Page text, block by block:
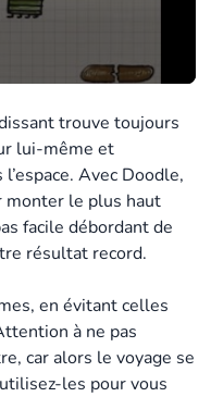
trouve toujours
lui-même et
Avec Doodle,
monter le plus haut
facile débordant de
résultat record.
en évitant celles
à ne pas
car alors le voyage se
les pour vous